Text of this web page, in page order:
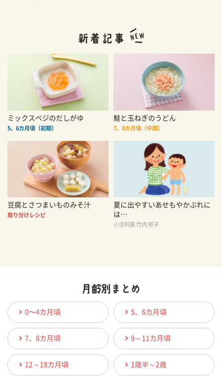
ミックスベジのだしがゆ
5、6カ月頃（初期）
鮭と玉ねぎのうどん
7、8カ月頃（中期）
豆腐とさつまいものみそ汁
取り分けレシピ
夏に出やすいあせもやかぶれに
は…
小児科医 竹内 邦子
0〜4カ月頃 5、6カ月頃
7、8カ月頃 9～11カ月頃
12～18カ月頃 1歳半～2歳